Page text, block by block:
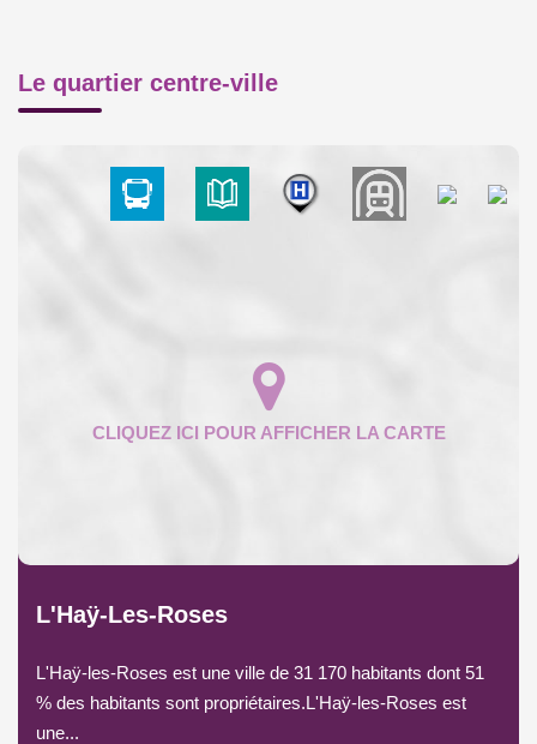
Le quartier centre-ville
L'Haÿ-Les-Roses
L'Haÿ-les-Roses est une ville de 31 170 habitants dont 51
% des habitants sont propriétaires.L'Haÿ-les-Roses est
une...